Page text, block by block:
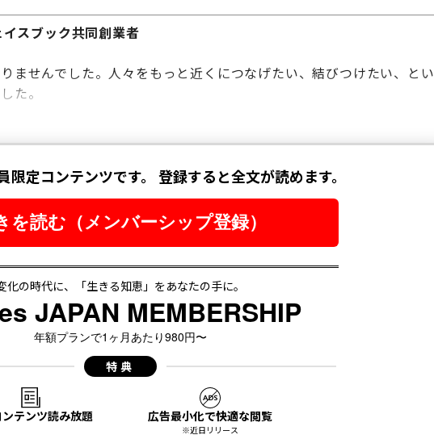
スブック共同創業者
ませんでした。人々をもっと近くにつなげたい、結びつけたい、とい
た。